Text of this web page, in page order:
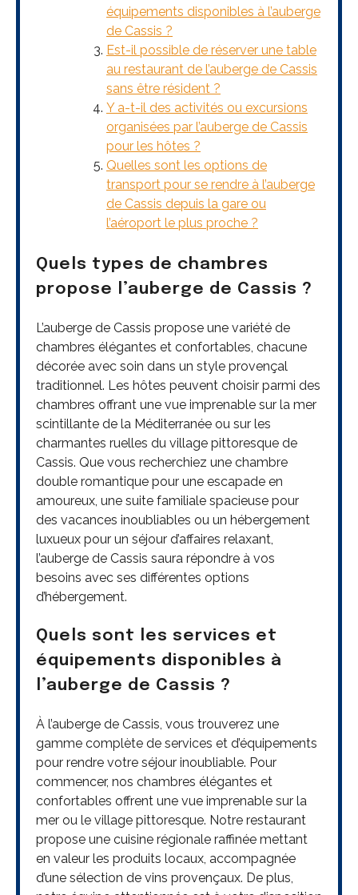
équipements disponibles à l’auberge
de Cassis ?
Est-il possible de réserver une table
au restaurant de l’auberge de Cassis
sans être résident ?
Y a-t-il des activités ou excursions
organisées par l’auberge de Cassis
pour les hôtes ?
Quelles sont les options de
transport pour se rendre à l’auberge
de Cassis depuis la gare ou
l’aéroport le plus proche ?
Quels types de chambres
propose l’auberge de Cassis ?
L’auberge de Cassis propose une variété de
chambres élégantes et confortables, chacune
décorée avec soin dans un style provençal
traditionnel. Les hôtes peuvent choisir parmi des
chambres offrant une vue imprenable sur la mer
scintillante de la Méditerranée ou sur les
charmantes ruelles du village pittoresque de
Cassis. Que vous recherchiez une chambre
double romantique pour une escapade en
amoureux, une suite familiale spacieuse pour
des vacances inoubliables ou un hébergement
luxueux pour un séjour d’affaires relaxant,
l’auberge de Cassis saura répondre à vos
besoins avec ses différentes options
d’hébergement.
Quels sont les services et
équipements disponibles à
l’auberge de Cassis ?
À l’auberge de Cassis, vous trouverez une
gamme complète de services et d’équipements
pour rendre votre séjour inoubliable. Pour
commencer, nos chambres élégantes et
confortables offrent une vue imprenable sur la
mer ou le village pittoresque. Notre restaurant
propose une cuisine régionale raffinée mettant
en valeur les produits locaux, accompagnée
d’une sélection de vins provençaux. De plus,